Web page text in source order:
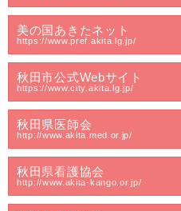
美の国あきたネット
https://www.pref.akita.lg.jp/
秋田市公式Webサイト
https://www.city.akita.lg.jp/
秋田県医師会
http://www.akita.med.or.jp/
秋田県看護協会
http://www.akita-kango.or.jp/